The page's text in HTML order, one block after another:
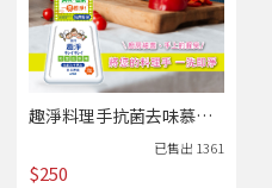
趣淨料理手抗菌去味慕斯
(柑橘)-日本獅王｜居家生
已售出 1361
$250